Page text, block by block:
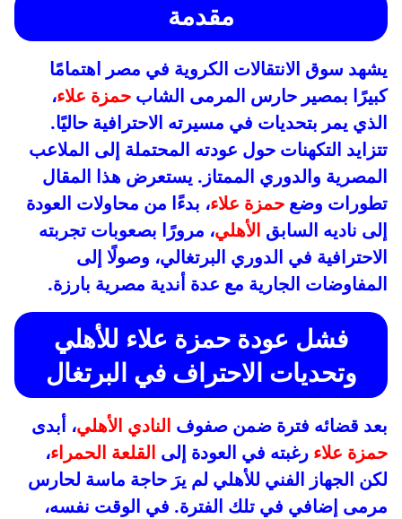
مقدمة
يشهد سوق الانتقالات الكروية في مصر اهتمامًا
كبيرًا بمصير حارس المرمى الشاب حمزة علاء،
الذي يمر بتحديات في مسيرته الاحترافية حاليًا.
تتزايد التكهنات حول عودته المحتملة إلى الملاعب
المصرية والدوري الممتاز. يستعرض هذا المقال
تطورات وضع حمزة علاء، بدءًا من محاولات العودة
إلى ناديه السابق الأهلي، مرورًا بصعوبات تجربته
الاحترافية في الدوري البرتغالي، وصولًا إلى
المفاوضات الجارية مع عدة أندية مصرية بارزة.
فشل عودة حمزة علاء للأهلي
وتحديات الاحتراف في البرتغال
بعد قضائه فترة ضمن صفوف النادي الأهلي، أبدى
حمزة علاء رغبته في العودة إلى القلعة الحمراء،
لكن الجهاز الفني للأهلي لم يرَ حاجة ماسة لحارس
مرمى إضافي في تلك الفترة. في الوقت نفسه،